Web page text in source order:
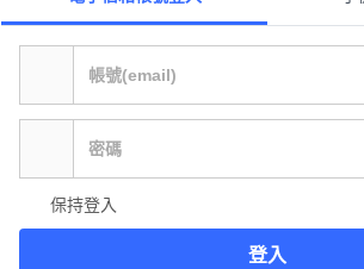
保持登入
登入